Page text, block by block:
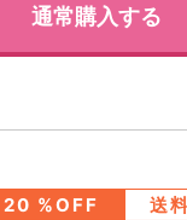
通常購入する
20 %OFF 送